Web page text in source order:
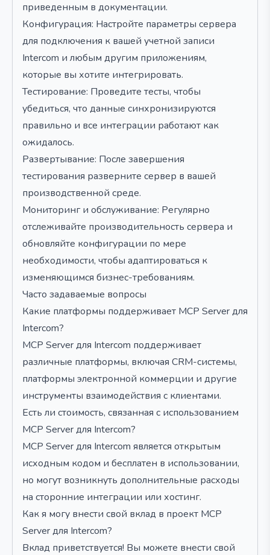
приведенным в документации.
Конфигурация: Настройте параметры сервера
для подключения к вашей учетной записи
Intercom и любым другим приложениям,
которые вы хотите интегрировать.
Тестирование: Проведите тесты, чтобы
убедиться, что данные синхронизируются
правильно и все интеграции работают как
ожидалось.
Развертывание: После завершения
тестирования разверните сервер в вашей
производственной среде.
Мониторинг и обслуживание: Регулярно
отслеживайте производительность сервера и
обновляйте конфигурации по мере
необходимости, чтобы адаптироваться к
изменяющимся бизнес-требованиям.
Часто задаваемые вопросы
Какие платформы поддерживает MCP Server для
Intercom?
MCP Server для Intercom поддерживает
различные платформы, включая CRM-системы,
платформы электронной коммерции и другие
инструменты взаимодействия с клиентами.
Есть ли стоимость, связанная с использованием
MCP Server для Intercom?
MCP Server для Intercom является открытым
исходным кодом и бесплатен в использовании,
но могут возникнуть дополнительные расходы
на сторонние интеграции или хостинг.
Как я могу внести свой вклад в проект MCP
Server для Intercom?
Вклад приветствуется! Вы можете внести свой